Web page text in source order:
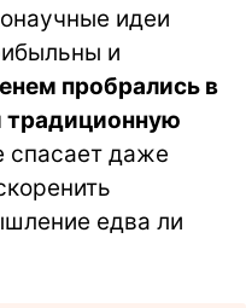
идеи
и
пробрались в
традиционную
спасает даже
едва ли